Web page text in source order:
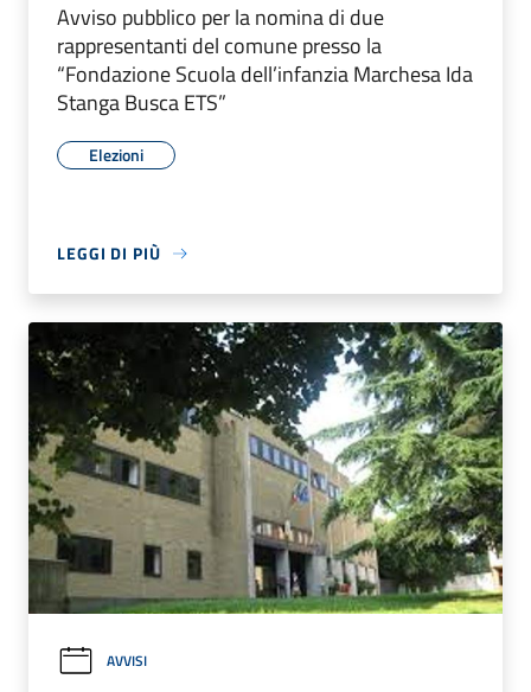
Avviso pubblico per la nomina di due
rappresentanti del comune presso la
“Fondazione Scuola dell’infanzia Marchesa Ida
Stanga Busca ETS”
Elezioni
LEGGI DI PIÙ
AVVISI